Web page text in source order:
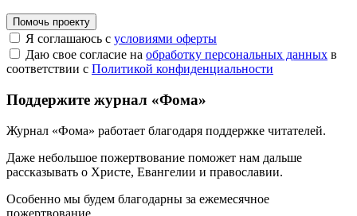
Помочь проекту
Я соглашаюсь с условиями оферты
Даю свое согласие на обработку персональных данных в
соответствии с Политикой конфиденциальности
Поддержите журнал «Фома»
Журнал «Фома» работает благодаря поддержке читателей.
Даже небольшое пожертвование поможет нам дальше
рассказывать о Христе, Евангелии и православии.
Особенно мы будем благодарны за ежемесячное
пожертвование.